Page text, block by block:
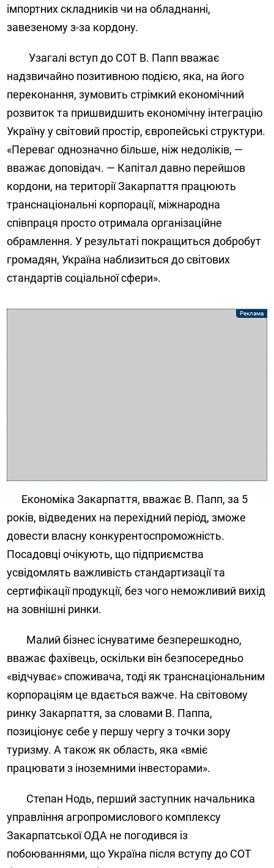
імпортних складників чи на обладнанні,
завезеному з-за кордону.
Узагалі вступ до СОТ В. Папп вважає
надзвичайно позитивною подією, яка, на його
переконання, зумовить стрімкий економічний
розвиток та пришвидшить економічну інтеграцію
Україну у світовий простір, європейські структури.
«Переваг однозначно більше, ніж недоліків, —
вважає доповідач. — Капітал давно перейшов
кордони, на території Закарпаття працюють
транснаціональні корпорації, міжнародна
співпраця просто отримала організаційне
обрамлення. У результаті покращиться добробут
громадян, Україна наблизиться до світових
стандартів соціальної сфери».
Економіка Закарпаття, вважає В. Папп, за 5
років, відведених на перехідний період, зможе
довести власну конкурентоспроможність.
Посадовці очікують, що підприємства
усвідомлять важливість стандартизації та
сертифікації продукції, без чого неможливий вихід
на зовнішні ринки.
Малий бізнес існуватиме безперешкодно,
вважає фахівець, оскільки він безпосередньо
«відчуває» споживача, тоді як транснаціональним
корпораціям це вдається важче. На світовому
ринку Закарпаття, за словами В. Паппа,
позиціонує себе у першу чергу з точки зору
туризму. А також як область, яка «вміє
працювати з іноземними інвесторами».
Степан Нодь, перший заступник начальника
управління агропромислового комплексу
Закарпатської ОДА не погодився із
побоюваннями, що Україна після вступу до СОТ